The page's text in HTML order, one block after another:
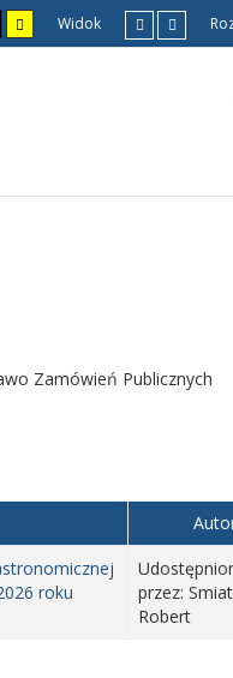
Widok
Zamówień Publicznych
roku
przez:
Robert